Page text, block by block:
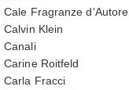
Cale Fragranze d’Autore
Calvin Klein
Canali
Carine Roitfeld
Carla Fracci